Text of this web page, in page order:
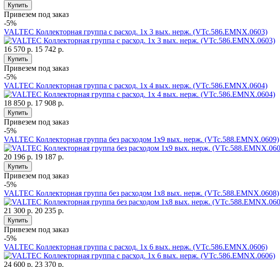
Купить
Привезем под заказ
-5%
VALTEC Коллекторная группа с расход. 1х 3 вых. нерж. (VTc.586.EMNX.0603)
16 570 р. 15 742 р.
Купить
Привезем под заказ
-5%
VALTEC Коллекторная группа с расход. 1х 4 вых. нерж. (VTc.586.EMNX.0604)
18 850 р. 17 908 р.
Купить
Привезем под заказ
-5%
VALTEC Коллекторная группа без расходом 1х9 вых. нерж. (VTc.588.EMNX.0609)
20 196 р. 19 187 р.
Купить
Привезем под заказ
-5%
VALTEC Коллекторная группа без расходом 1х8 вых. нерж. (VTc.588.EMNX.0608)
21 300 р. 20 235 р.
Купить
Привезем под заказ
-5%
VALTEC Коллекторная группа с расход. 1х 6 вых. нерж. (VTc.586.EMNX.0606)
24 600 р. 23 370 р.